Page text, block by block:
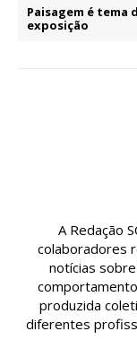
Paisagem é tema
exposição
A Redação
colaboradores
notícias
produzida
diferentes